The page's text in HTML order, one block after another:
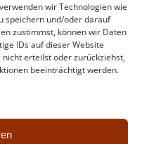
wir Technologien wie
speichern und/oder darauf
zustimmst, können wir Daten
IDs auf dieser Website
erteilst oder zurückziehst,
beeinträchtigt werden.